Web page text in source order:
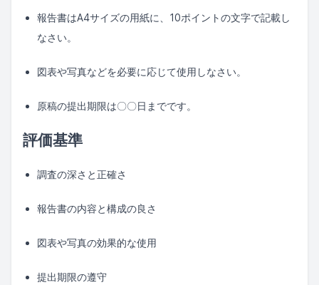
報告書はA4サイズの用紙に、10ポイントの文字で記載し
なさい。
図表や写真などを必要に応じて使用しなさい。
原稿の提出期限は〇〇日までです。
評価基準
調査の深さと正確さ
報告書の内容と構成の良さ
図表や写真の効果的な使用
提出期限の遵守